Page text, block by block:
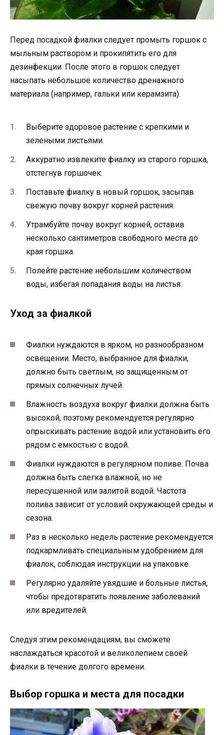
Перед посадкой фиалки следует промыть горшок с
мыльным раствором и прокипятить его для
дезинфекции. После этого в горшок следует
насыпать небольшое количество дренажного
материала (например, гальки или керамзита).
Выберите здоровое растение с крепкими и
зелеными листьями.
Аккуратно извлеките фиалку из старого горшка,
отстегнув горшочек.
Поставьте фиалку в новый горшок, засыпав
свежую почву вокруг корней растения.
Утрамбуйте почву вокруг корней, оставив
несколько сантиметров свободного места до
края горшка.
Полейте растение небольшим количеством
воды, избегая попадания воды на листья.
Уход за фиалкой
Фиалки нуждаются в ярком, но разнообразном
освещении. Место, выбранное для фиалки,
должно быть светлым, но защищенным от
прямых солнечных лучей.
Влажность воздуха вокруг фиалки должна быть
высокой, поэтому рекомендуется регулярно
опрыскивать растение водой или установить его
рядом с емкостью с водой.
Фиалки нуждаются в регулярном поливе. Почва
должна быть слегка влажной, но не
пересушенной или залитой водой. Частота
полива зависит от условий окружающей среды и
сезона.
Раз в несколько недель растение рекомендуется
подкармливать специальным удобрением для
фиалок, соблюдая инструкции на упаковке.
Регулярно удаляйте увядшие и больные листья,
чтобы предотвратить появление заболеваний
или вредителей.
Следуя этим рекомендациям, вы сможете
наслаждаться красотой и великолепием своей
фиалки в течение долгого времени.
Выбор горшка и места для посадки